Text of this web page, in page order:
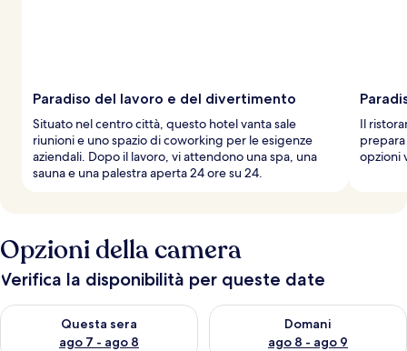
Paradiso del lavoro e del divertimento
Situato nel centro città, questo hotel vanta sale
riunioni e uno spazio di coworking per le esigenze
aziendali. Dopo il lavoro, vi attendono una spa, una
sauna e una palestra aperta 24 ore su 24.
Il
opzioni
Opzioni della camera
Verifica la disponibilità per queste date
Questa sera
ago 7 - ago 8
Verifica la disponibilità per questa sera, ago 7 - ago 8
Domani
ago 8 - ago 9
Verifica la disponibilità per